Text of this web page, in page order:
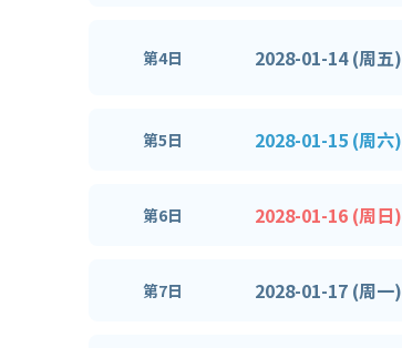
第4日 2028-01-14 (周五)
第5日 2028-01-15 (周六)
第6日 2028-01-16 (周日)
第7日 2028-01-17 (周一)